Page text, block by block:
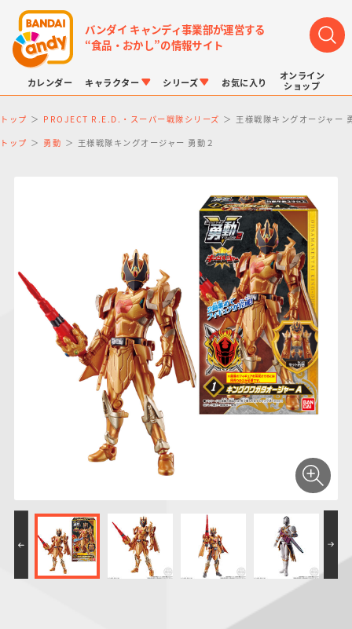
バンダイ キャンディ事業部が運営する
“食品・おかし”の情報サイト
カレンダー キャラクター
仮面ライダーシリー
ズ
PROJECT R.E.D.・
スーパー戦隊シリー
ズ
プリキュアシリーズ
ガンダムシリーズ
ポケットモンスター
ドラゴンボール
アンパンマン
サンリオキャラクタ
ーズ
シリーズ
キャラパキ
つりグミ
にふぉるめーしょん
＆スクエアシール
SMPシリーズ
ポケモンキッズ
ポケモンスケールワ
ールド
キャラデコ
お気に入り
オンライン
ショップ
トップ PROJECT R.E.D.・スーパー戦隊シリーズ 王様戦隊キングオージャー
トップ 勇動 王様戦隊キングオージャー 勇動２